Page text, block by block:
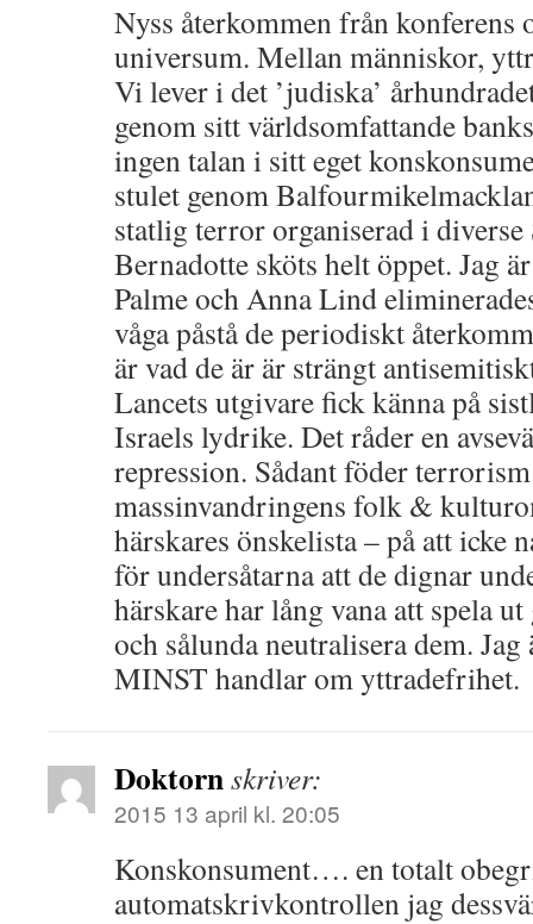
Nyss återkommen från
universum. Mellan människor,
Vi lever i det ’judiska’
genom sitt världsomfattande
ingen talan i sitt eget
stulet genom
statlig terror organiserad i diverse
Bernadotte sköts helt öppet. Jag
Palme och Anna Lind
våga påstå de periodiskt
är vad de är är strängt
Lancets utgivare fick känna på
Israels lydrike. Det råder en
repression. Sådant föder
massinvandringens folk &
härskares önskelista – på att icke
för undersåtarna att de dignar
härskare har lång vana att spela
och sålunda neutralisera dem.
MINST handlar om yttradefrihet.
Doktornskriver:
2015 13 april kl. 20:05
Konskonsument…. en totalt
automatskrivkontrollen jag